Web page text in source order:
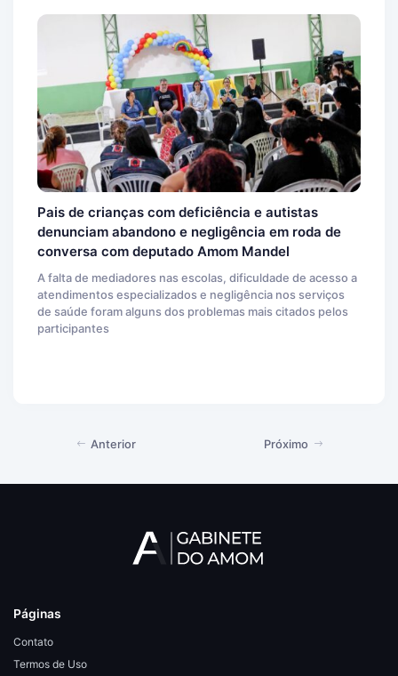
Pais de crianças com deficiência e autistas
denunciam abandono e negligência em roda de
conversa com deputado Amom Mandel
A falta de mediadores nas escolas, dificuldade de acesso a
atendimentos especializados e negligência nos serviços
de saúde foram alguns dos problemas mais citados pelos
participantes
Anterior Próximo
Páginas
Contato
Termos de Uso